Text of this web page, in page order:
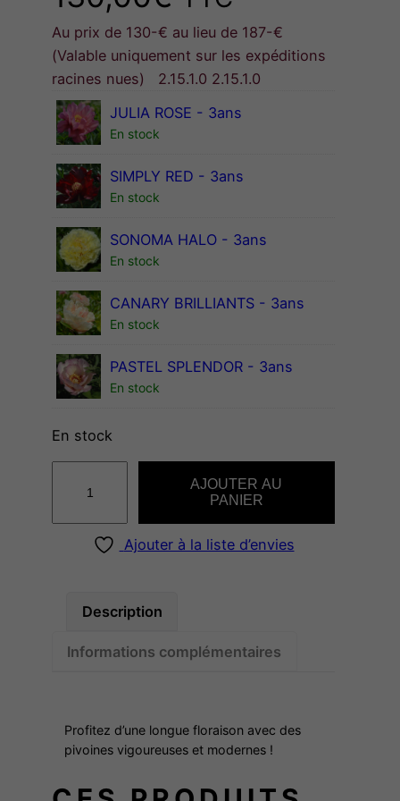
Au prix de 130-€ au lieu de 187-€
(Valable uniquement sur les expéditions
racines nues) 2.15.1.0 2.15.1.0
JULIA ROSE - 3ans
En stock
SIMPLY RED - 3ans
En stock
SONOMA HALO - 3ans
En stock
CANARY BRILLIANTS - 3ans
En stock
PASTEL SPLENDOR - 3ans
En stock
En stock
l
AJOUTER AU
PANIER
Ajouter à la liste d’envies
Description
Informations complémentaires
Profitez d’une longue floraison avec des
pivoines vigoureuses et modernes !